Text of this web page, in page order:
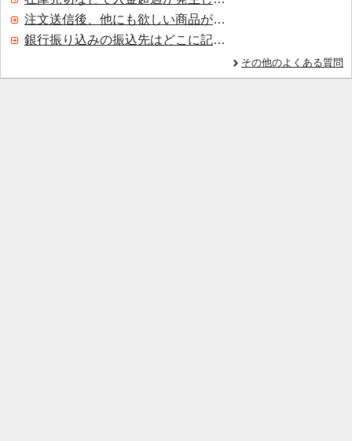
注文送信後、他にも欲しい商品が見つかった場合、追加注文できますか？
銀行振り込みの振込先はどこに記載されていますか？
その他のよくある質問